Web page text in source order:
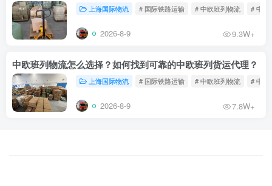
上海国际物流 # 国际铁路运输 # 中欧班列物流 # 中欧
2026-8-9 9.3W+
中欧班列物流怎么选择？如何找到可靠的中欧班列货运代理？
上海国际物流 # 国际铁路运输 # 中欧班列物流 # 中欧
2026-8-9 7.8W+